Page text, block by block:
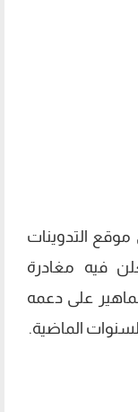
التدوينات
فيه مغادرة
على دعمه
الماضية.